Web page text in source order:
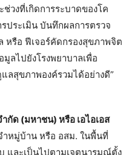
วงที่เกิดการระบาดของโค
ประเมิน บันทึกผลการตรวจ
หรือ ฟีเจอร์คัดกรองสุขภาพจิต
ลไปยังโรงพยาบาลเพื่อ
ลสุขภาพองค์รวมได้อย่างดี”
กัด (มหาชน) หรือ เอไอเอส
ำหมู่บ้าน หรือ อสม. ในพื้นที่
และเป็นไปตามเจตนารมณ์ตั้ง